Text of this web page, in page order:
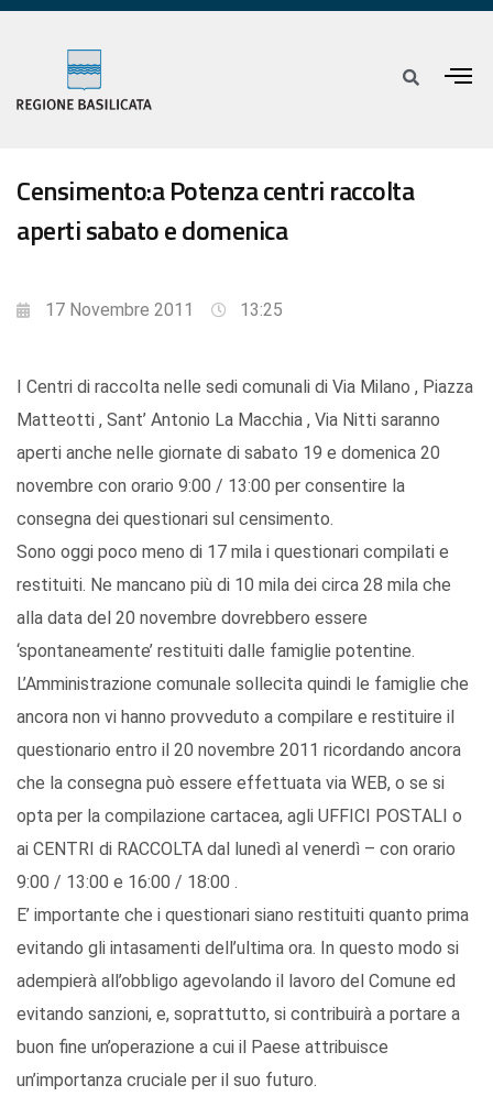
Censimento:a Potenza centri raccolta
aperti sabato e domenica
17 Novembre 2011 13:25
I Centri di raccolta nelle sedi comunali di Via Milano , Piazza
Matteotti , Sant’ Antonio La Macchia , Via Nitti saranno
aperti anche nelle giornate di sabato 19 e domenica 20
novembre con orario 9:00 / 13:00 per consentire la
consegna dei questionari sul censimento.
Sono oggi poco meno di 17 mila i questionari compilati e
restituiti. Ne mancano più di 10 mila dei circa 28 mila che
alla data del 20 novembre dovrebbero essere
‘spontaneamente’ restituiti dalle famiglie potentine.
L’Amministrazione comunale sollecita quindi le famiglie che
ancora non vi hanno provveduto a compilare e restituire il
questionario entro il 20 novembre 2011 ricordando ancora
che la consegna può essere effettuata via WEB, o se si
opta per la compilazione cartacea, agli UFFICI POSTALI o
ai CENTRI di RACCOLTA dal lunedì al venerdì – con orario
9:00 / 13:00 e 16:00 / 18:00 .
E’ importante che i questionari siano restituiti quanto prima
evitando gli intasamenti dell’ultima ora. In questo modo si
adempierà all’obbligo agevolando il lavoro del Comune ed
evitando sanzioni, e, soprattutto, si contribuirà a portare a
buon fine un’operazione a cui il Paese attribuisce
un’importanza cruciale per il suo futuro.